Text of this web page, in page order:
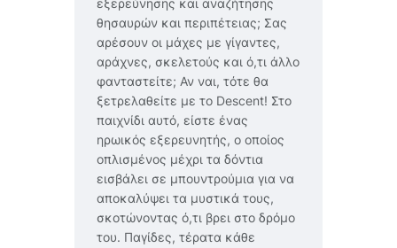
εξερεύνησης και αναζήτησης
θησαυρών και περιπέτειας; Σας
αρέσουν οι μάχες με γίγαντες,
αράχνες, σκελετούς και ό,τι άλλο
φανταστείτε; Αν ναι, τότε θα
ξετρελαθείτε με τo Descent! Στο
παιχνίδι αυτό, είστε ένας
ηρωικός εξερευνητής, ο οποίος
οπλισμένος μέχρι τα δόντια
εισβάλει σε μπουντρούμια για να
αποκαλύψει τα μυστικά τους,
σκοτώνοντας ό,τι βρει στο δρόμο
του. Παγίδες, τέρατα κάθε